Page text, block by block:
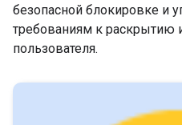
безопасной блокировке и
требованиям к раскрытию
пользователя.